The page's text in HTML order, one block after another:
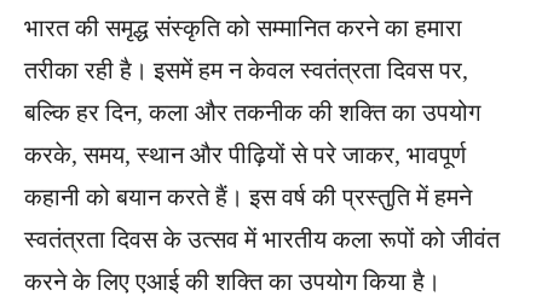
भारत की समृद्ध संस्कृति को सम्मानित करने का हमारा
तरीका रही है। इसमें हम न केवल स्वतंत्रता दिवस पर,
बल्कि हर दिन, कला और तकनीक की शक्ति का उपयोग
करके, समय, स्थान और पीढ़ियों से परे जाकर, भावपूर्ण
कहानी को बयान करते हैं। इस वर्ष की प्रस्तुति में हमने
स्वतंत्रता दिवस के उत्सव में भारतीय कला रूपों को जीवंत
करने के लिए एआई की शक्ति का उपयोग किया है।